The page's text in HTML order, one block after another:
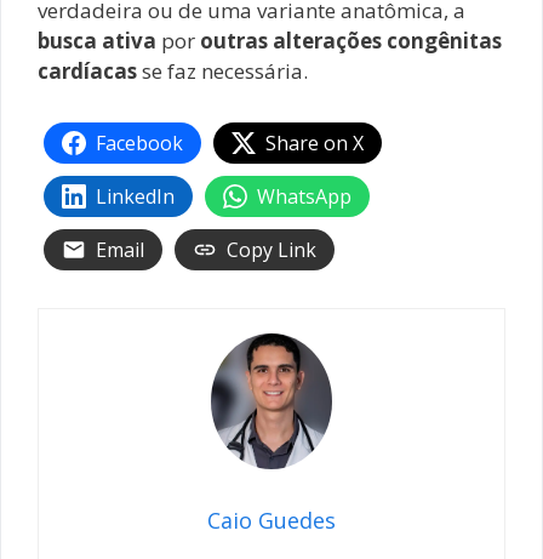
verdadeira ou de uma variante anatômica, a
busca ativa por outras alterações congênitas
cardíacasse faz necessária.
Facebook
Share on X
LinkedIn
WhatsApp
Email
Copy Link
Caio Guedes